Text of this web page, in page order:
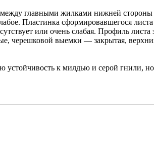
главными жилками нижней стороны
Пластинка сформировавшегося
или очень слабая. Профиль листа
черешковой выемки — закрытая,
устойчивость к милдью и серой гнили,